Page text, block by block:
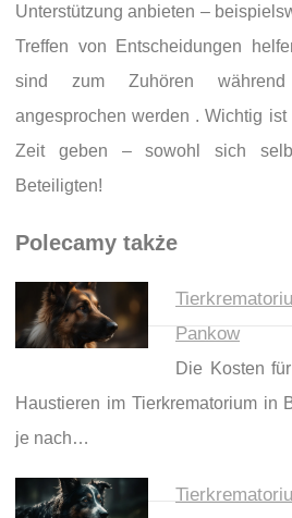
Unterstützung anbieten –
Treffen von Entscheidungen
sind zum Zuhören während
angesprochen werden . Wichtig
Zeit geben – sowohl sich
Beteiligten!
Polecamy także
Pankow
Die Kosten
Haustieren im Tierkrematorium in
je nach…
Nawigacja wpisu